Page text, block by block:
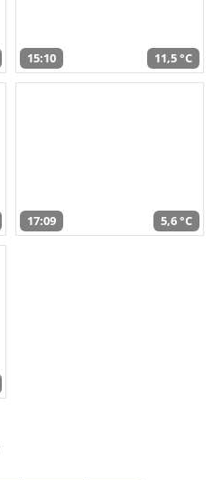
15:10 11,5 °C
17:09 5,6 °C